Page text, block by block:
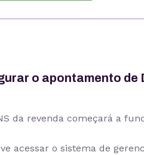
o apontamento
da revenda começará a
acessar o sistema de